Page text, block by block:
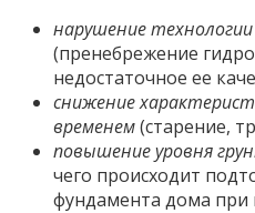
нарушение
(пренебрежение
недостаточное ее
снижение
временем(старение,
повышение уровня
чего происходит
фундамента дома при